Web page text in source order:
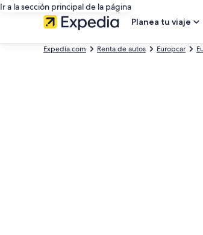
Ir a la sección principal de la página
Planea tu viaje
Expedia.com Renta de autos Europcar